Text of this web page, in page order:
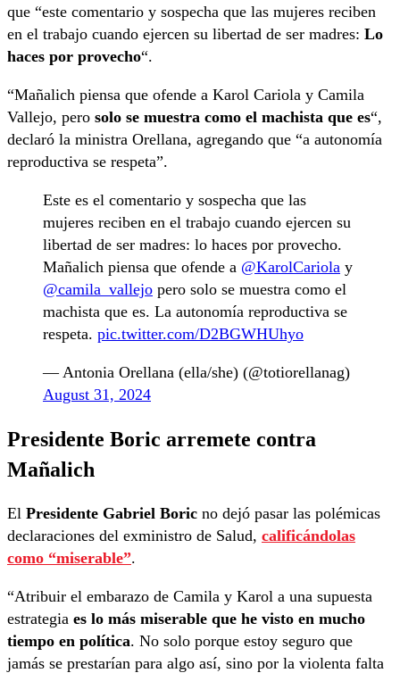
que “este comentario y sospecha que las mujeres reciben
en el trabajo cuando ejercen su libertad de ser madres: Lo
haces por provecho“.
“Mañalich piensa que ofende a Karol Cariola y Camila
Vallejo, pero solo se muestra como el machista que es“,
declaró la ministra Orellana, agregando que “a autonomía
reproductiva se respeta”.
Este es el comentario y sospecha que las
mujeres reciben en el trabajo cuando ejercen su
libertad de ser madres: lo haces por provecho.
Mañalich piensa que ofende a @KarolCariola y
@camila_vallejo pero solo se muestra como el
machista que es. La autonomía reproductiva se
respeta. pic.twitter.com/D2BGWHUhyo
— Antonia Orellana (ella/she) (@totiorellanag)
August 31, 2024
Presidente Boric arremete contra
Mañalich
El Presidente Gabriel Boric no dejó pasar las polémicas
declaraciones del exministro de Salud, calificándolas
como “miserable”.
“Atribuir el embarazo de Camila y Karol a una supuesta
estrategia es lo más miserable que he visto en mucho
tiempo en política. No solo porque estoy seguro que
jamás se prestarían para algo así, sino por la violenta falta